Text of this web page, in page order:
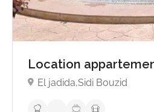
Location
El jadida,Sidi Bouzid